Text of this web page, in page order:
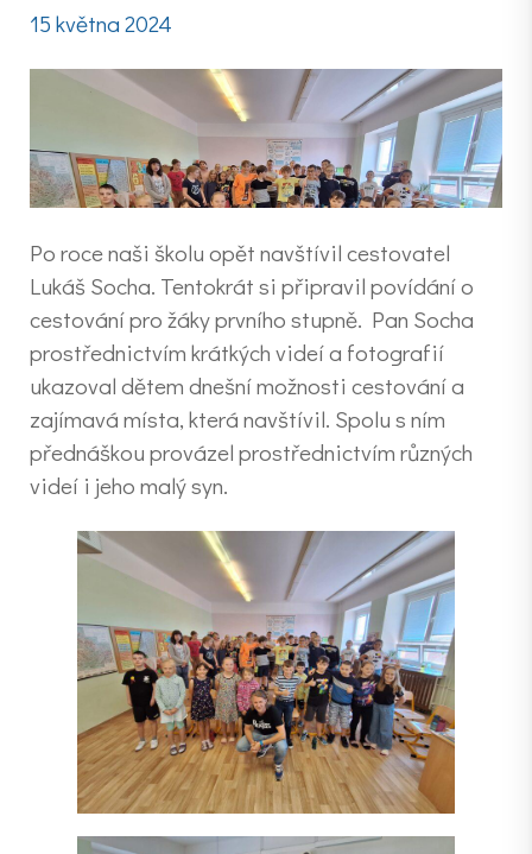
15 května 2024
Po roce naši školu opět navštívil cestovatel
Lukáš Socha. Tentokrát si připravil povídání o
cestování pro žáky prvního stupně. Pan Socha
prostřednictvím krátkých videí a fotografií
ukazoval dětem dnešní možnosti cestování a
zajímavá místa, která navštívil. Spolu s ním
přednáškou provázel prostřednictvím různých
videí i jeho malý syn.